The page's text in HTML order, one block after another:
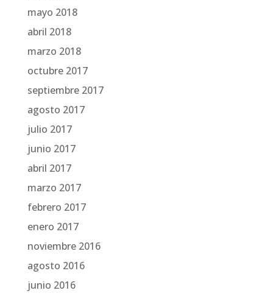
mayo 2018
abril 2018
marzo 2018
octubre 2017
septiembre 2017
agosto 2017
julio 2017
junio 2017
abril 2017
marzo 2017
febrero 2017
enero 2017
noviembre 2016
agosto 2016
junio 2016